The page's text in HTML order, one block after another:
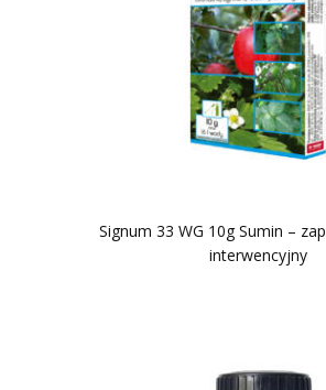
Signum 33 WG 10g Sumin –
interwencyjny